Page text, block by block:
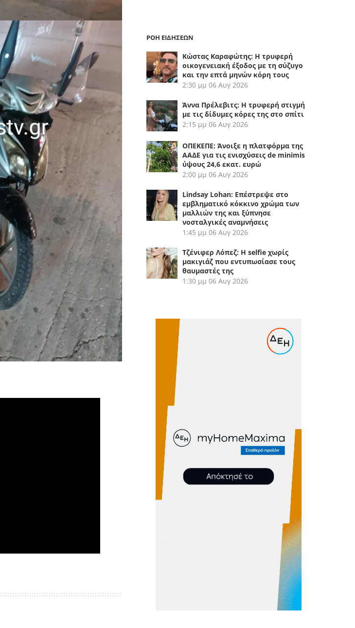
ΡΟΗ ΕΙΔΗΣΕΩΝ
Κώστας Καραφώτης: Η τρυφερή
οικογενειακή έξοδος με τη σύζυγο
και την επτά μηνών κόρη τους
2:30 μμ 06 Αυγ 2026
Άννα Πρέλεβιτς: Η τρυφερή στιγμή
με τις δίδυμες κόρες της στο σπίτι
2:15 μμ 06 Αυγ 2026
ΟΠΕΚΕΠΕ: Άνοιξε η πλατφόρμα της
ΑΑΔΕ για τις ενισχύσεις de minimis
ύψους 24,6 εκατ. ευρώ
2:00 μμ 06 Αυγ 2026
Lindsay Lohan: Επέστρεψε στο
εμβληματικό κόκκινο χρώμα των
μαλλιών της και ξύπνησε
νοσταλγικές αναμνήσεις
1:45 μμ 06 Αυγ 2026
Τζένιφερ Λόπεζ: Η selfie χωρίς
μακιγιάζ που εντυπωσίασε τους
θαυμαστές της
1:30 μμ 06 Αυγ 2026